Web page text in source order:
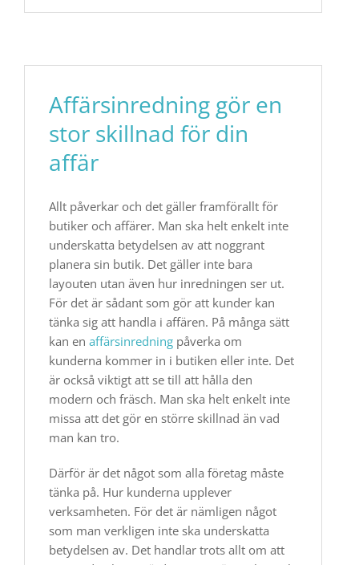
Affärsinredning gör en
stor skillnad för din
affär
Allt påverkar och det gäller framförallt för
butiker och affärer. Man ska helt enkelt inte
underskatta betydelsen av att noggrant
planera sin butik. Det gäller inte bara
layouten utan även hur inredningen ser ut.
För det är sådant som gör att kunder kan
tänka sig att handla i affären. På många sätt
kan en affärsinredning påverka om
kunderna kommer in i butiken eller inte. Det
är också viktigt att se till att hålla den
modern och fräsch. Man ska helt enkelt inte
missa att det gör en större skillnad än vad
man kan tro.
Därför är det något som alla företag måste
tänka på. Hur kunderna upplever
verksamheten. För det är nämligen något
som man verkligen inte ska underskatta
betydelsen av. Det handlar trots allt om att